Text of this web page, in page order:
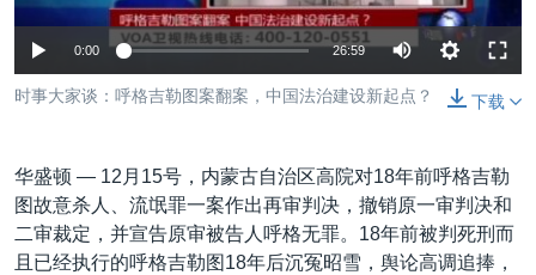
全球议题
环境
美国建国250周年
埃博拉疫情
台海两岸关系
南中国海争端
关注我们
其他语言网站
0:00 26:59
下载
时事大家谈：呼格吉勒图案翻案，中国法治建设新起点？
华盛顿 — 12月15号，内蒙古自治区高院对18年前呼格吉勒
图故意杀人、流氓罪一案作出再审判决，撤销原一审判决和
二审裁定，并宣告原审被告人呼格无罪。18年前被判死刑而
且已经执行的呼格吉勒图18年后沉冤昭雪，舆论高调追捧，